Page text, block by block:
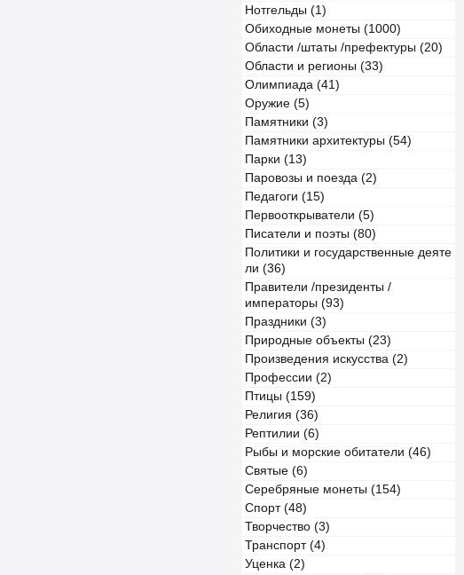
Нотгельды (1)
Обиходные монеты (1000)
Области /штаты /префектуры (20)
Области и регионы (33)
Олимпиада (41)
Оружие (5)
Памятники (3)
Памятники архитектуры (54)
Парки (13)
Паровозы и поезда (2)
Педагоги (15)
Первооткрыватели (5)
Писатели и поэты (80)
Политики и государственные деяте
ли (36)
Правители /президенты /
императоры (93)
Праздники (3)
Природные объекты (23)
Произведения искусства (2)
Профессии (2)
Птицы (159)
Религия (36)
Рептилии (6)
Рыбы и морские обитатели (46)
Святые (6)
Серебряные монеты (154)
Спорт (48)
Творчество (3)
Транспорт (4)
Уценка (2)